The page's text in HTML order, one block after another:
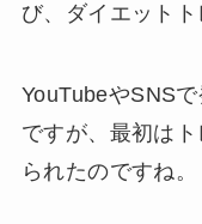
び、ダイエットト
YouTubeやSNS
ですが、最初は
られたのですね。